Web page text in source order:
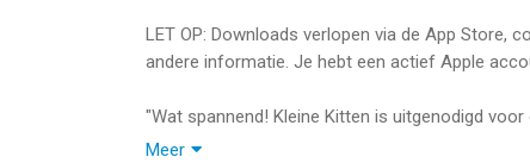
LET OP: Downloads verlopen via de App Store,
andere informatie. Je hebt een actief Apple
"Wat spannend! Kleine Kitten is uitgenodigd
kleine ongelukken op de loer. Pak de rugzak in
Meer